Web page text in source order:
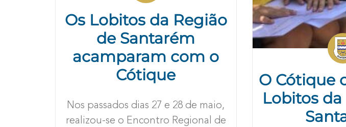
Os Lobitos da Região
de Santarém
acamparam com o
Cótique
Nos passados dias 27 e 28 de maio,
realizou-se o Encontro Regional de
O Cótique
Lobitos